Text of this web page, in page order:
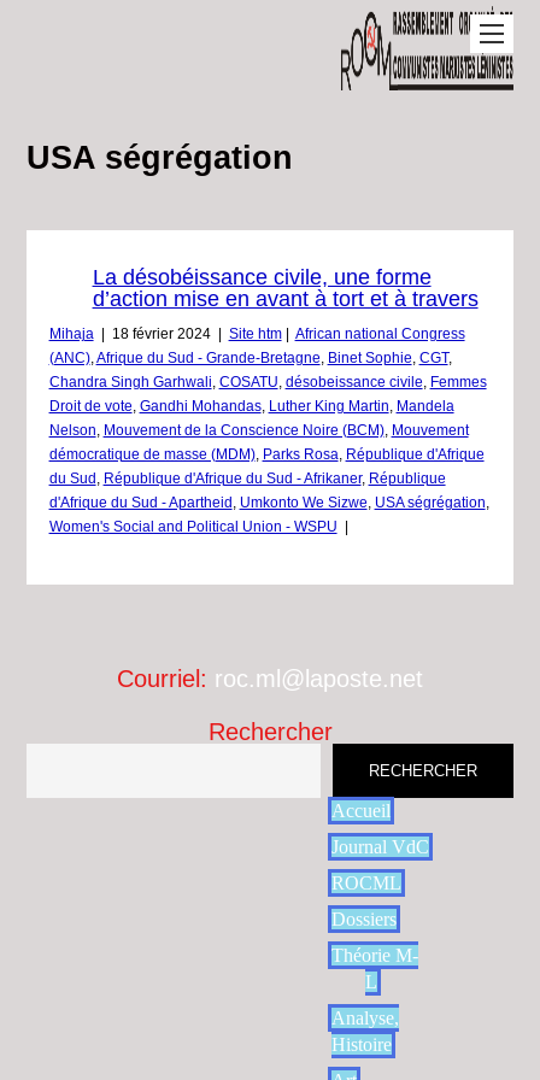
USA ségrégation
La désobéissance civile, une forme
d’action mise en avant à tort et à travers
Mihaja 18 février 2024 Site htm
African national Congress
(ANC), Afrique du Sud - Grande-Bretagne Binet Sophie CGT,
Chandra Singh Garhwali COSATU désobeissance civile
Femmes
Droit de vote Gandhi Mohandas, Luther King Martin
Mandela
Nelson
Mouvement de la Conscience Noire (BCM),
Mouvement
démocratique de masse (MDM), Parks Rosa
République d'Afrique
du Sud
République d'Afrique du Sud - Afrikaner, République
d'Afrique du Sud - Apartheid
Umkonto We Sizwe USA ségrégation
Women's Social and Political Union - WSPU
Courriel: roc.ml@laposte.net
Rechercher
RECHERCHER
Accueil
Journal VdC
ROCML
Dossiers
Théorie M-
L
Analyse,
Histoire